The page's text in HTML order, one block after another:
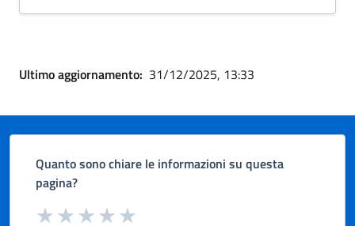
Ultimo aggiornamento: 31/12/2025, 13:33
Quanto sono chiare le informazioni su questa
pagina?
Valuta da 1 a 5 stelle la pagina